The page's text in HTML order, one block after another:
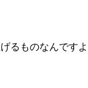
るものなんですよ